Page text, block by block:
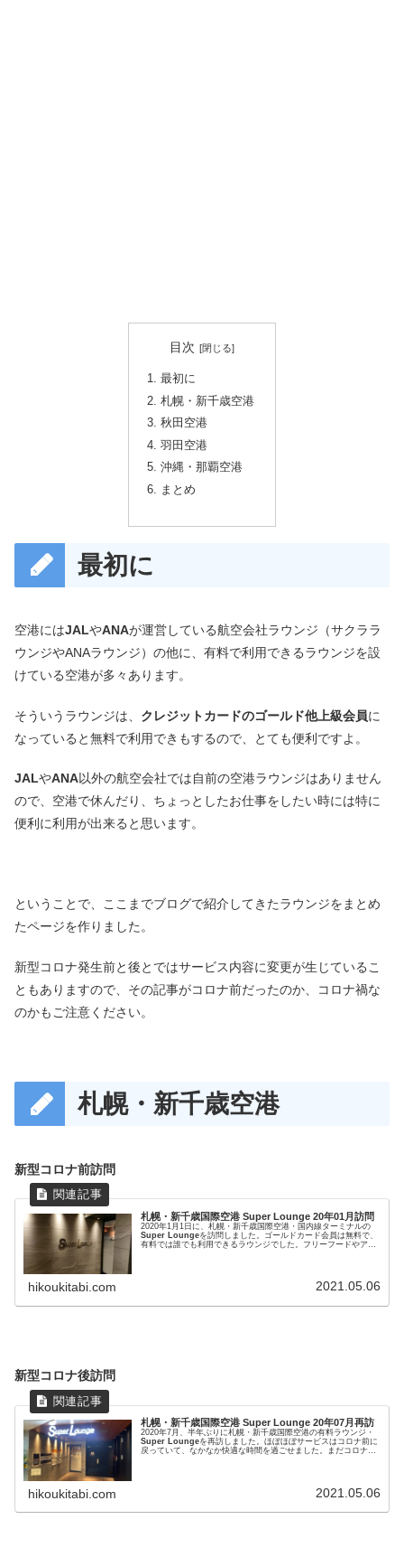
目次
最初に
札幌・新千歳空港
秋田空港
羽田空港
沖縄・那覇空港
まとめ
最初に
空港にはJALやANAが運営している航空会社ラウンジ（サクララ
ウンジやANAラウンジ）の他に、有料で利用できるラウンジを設
けている空港が多々あります。
そういうラウンジは、 クレジットカードのゴールド他上級会員に
なっていると無料で利用できもするので、とても便利ですよ。
JALやANA以外の航空会社では自前の空港ラウンジはありません
ので、空港で休んだり、ちょっとしたお仕事をしたい時には特に
便利に利用が出来ると思います。
ということで、ここまでブログで紹介してきたラウンジをまとめ
たページを作りました。
新型コロナ発生前と後とではサービス内容に変更が生じているこ
ともありますので、その記事がコロナ前だったのか、コロナ禍な
のかもご注意ください。
札幌・新千歳空港
新型コロナ前訪問
札幌・新千歳国際空港 Super Lounge 20年01月訪問
2020年1月1日に、札幌・新千歳国際空港・国内線ターミナルの
Super Loungeを訪問しました。ゴールドカード会員は無料で、
有料では誰でも利用できるラウンジでした。フリーフードやアル
hikoukitabi.com 2021.05.06
新型コロナ後訪問
札幌・新千歳国際空港 Super Lounge 20年07月再訪
2020年7月、半年ぶりに札幌・新千歳国際空港の有料ラウンジ・
Super Loungeを再訪しました。ほぼほぼサービスはコロナ前に
戻っていて、なかなか快適な時間を過ごせました。まだコロナが
hikoukitabi.com 2021.05.06